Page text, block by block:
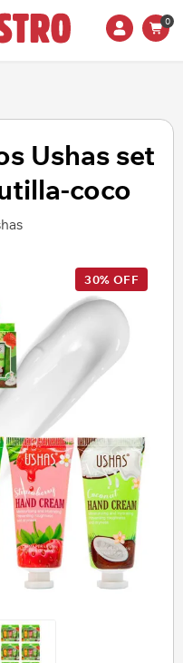
0
Ushas set
coco
30% OFF